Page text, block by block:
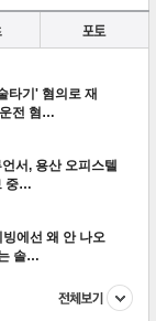
타기' 혐의로 재
전 혐…
언서, 용산 오피스텔
중…
빙에선 왜 안 나오
솔…